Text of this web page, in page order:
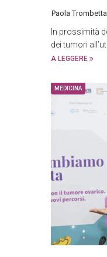
Paola Trombetta
In prossimità
dei tumori
A LEGGERE
MEDICINA